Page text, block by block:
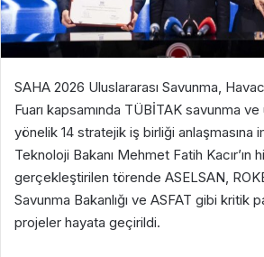
SAHA 2026 Uluslararası Savunma,
Fuarı kapsamında TÜBİTAK savunma
yönelik 14 stratejik iş birliği anlaşmasına
Teknoloji Bakanı Mehmet Fatih Kacır’ın
gerçekleştirilen törende ASELSAN,
Savunma Bakanlığı ve ASFAT gibi kritik
projeler hayata geçirildi.